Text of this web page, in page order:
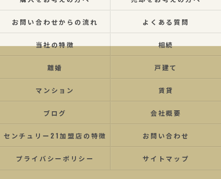
お問い合わせからの流れ よくある質問
当社の特徴 相続
離婚 戸建て
マンション 賃貸
ブログ 会社概要
センチュリー21加盟店の特徴 お問い合わせ
プライバシーポリシー サイトマップ